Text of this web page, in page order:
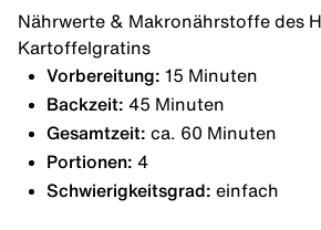
Nährwerte & Makronährstoffe des
Kartoffelgratins
Vorbereitung: 15 Minuten
Backzeit: 45 Minuten
Gesamtzeit: ca. 60 Minuten
Portionen: 4
Schwierigkeitsgrad: einfach